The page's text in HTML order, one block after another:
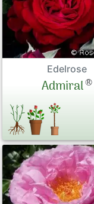
Edelrose
Admiral®